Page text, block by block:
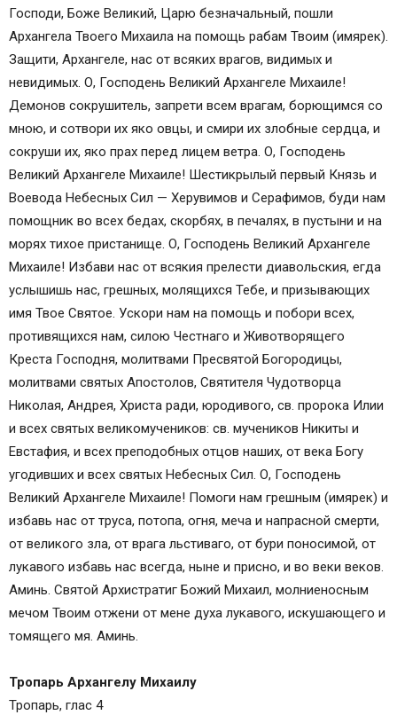
Господи, Боже Великий, Царю безначальный, пошли
Архангела Твоего Михаила на помощь рабам Твоим (имярек).
Защити, Архангеле, нас от всяких врагов, видимых и
невидимых. О, Господень Великий Архангеле Михаиле!
Демонов сокрушитель, запрети всем врагам, борющимся со
мною, и сотвори их яко овцы, и смири их злобные сердца, и
сокруши их, яко прах перед лицем ветра. О, Господень
Великий Архангеле Михаиле! Шестикрылый первый Князь и
Воевода Небесных Сил — Херувимов и Серафимов, буди нам
помощник во всех бедах, скорбях, в печалях, в пустыни и на
морях тихое пристанище. О, Господень Великий Архангеле
Михаиле! Избави нас от всякия прелести диавольския, егда
услышишь нас, грешных, молящихся Тебе, и призывающих
имя Твое Святое. Ускори нам на помощь и побори всех,
противящихся нам, силою Честнаго и Животворящего
Креста Господня, молитвами Пресвятой Богородицы,
молитвами святых Апостолов, Святителя Чудотворца
Николая, Андрея, Христа ради, юродивого, св. пророка Илии
и всех святых великомучеников: св. мучеников Никиты и
Евстафия, и всех преподобных отцов наших, от века Богу
угодивших и всех святых Небесных Сил. О, Господень
Великий Архангеле Михаиле! Помоги нам грешным (имярек) и
избавь нас от труса, потопа, огня, меча и напрасной смерти,
от великого зла, от врага льстиваго, от бури поносимой, от
лукавого избавь нас всегда, ныне и присно, и во веки веков.
Аминь. Святой Архистратиг Божий Михаил, молниеносным
мечом Твоим отжени от мене духа лукавого, искушающего и
томящего мя. Аминь.
Тропарь Архангелу Михаилу
Тропарь, глас 4